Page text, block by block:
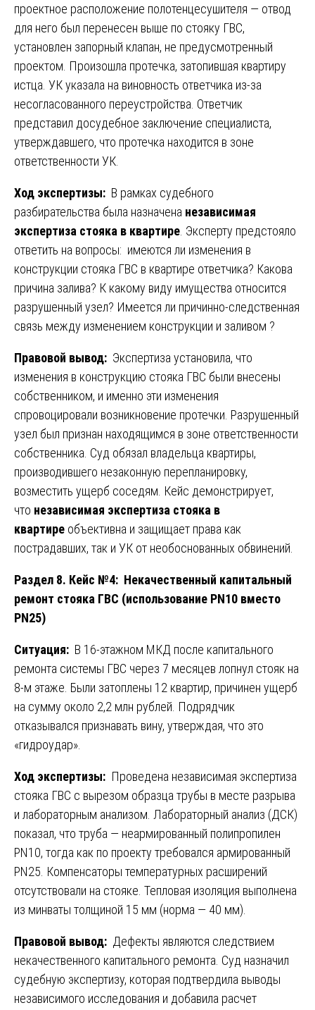
проектное расположение полотенцесушителя — отвод
для него был перенесен выше по стояку ГВС,
установлен запорный клапан, не предусмотренный
проектом. Произошла протечка, затопившая квартиру
истца. УК указала на виновность ответчика из-за
несогласованного переустройства. Ответчик
представил досудебное заключение специалиста,
утверждавшего, что протечка находится в зоне
ответственности УК.
Ход экспертизы: В рамках судебного
разбирательства была назначена независимая
экспертиза стояка в квартире . Эксперту предстояло
ответить на вопросы: имеются ли изменения в
конструкции стояка ГВС в квартире ответчика? Какова
причина залива? К какому виду имущества относится
разрушенный узел? Имеется ли причинно-следственная
связь между изменением конструкции и заливом ?
Правовой вывод: Экспертиза установила, что
изменения в конструкцию стояка ГВС были внесены
собственником, и именно эти изменения
спровоцировали возникновение протечки. Разрушенный
узел был признан находящимся в зоне ответственности
собственника. Суд обязал владельца квартиры,
производившего незаконную перепланировку,
возместить ущерб соседям. Кейс демонстрирует,
что независимая экспертиза стояка в
квартире объективна и защищает права как
пострадавших, так и УК от необоснованных обвинений.
Раздел 8. Кейс №4: Некачественный капитальный
ремонт стояка ГВС (использование PN10 вместо
PN25)
Ситуация: В 16-этажном МКД после капитального
ремонта системы ГВС через 7 месяцев лопнул стояк на
8-м этаже. Были затоплены 12 квартир, причинен ущерб
на сумму около 2,2 млн рублей. Подрядчик
отказывался признавать вину, утверждая, что это
«гидроудар».
Ход экспертизы: Проведена независимая экспертиза
стояка ГВС с вырезом образца трубы в месте разрыва
и лабораторным анализом. Лабораторный анализ (ДСК)
показал, что труба — неармированный полипропилен
PN10, тогда как по проекту требовался армированный
PN25. Компенсаторы температурных расширений
отсутствовали на стояке. Тепловая изоляция выполнена
из минваты толщиной 15 мм (норма — 40 мм).
Правовой вывод: Дефекты являются следствием
некачественного капитального ремонта. Суд назначил
судебную экспертизу, которая подтвердила выводы
независимого исследования и добавила расчет